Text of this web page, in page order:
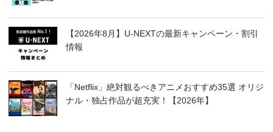
【2026年8月】U-NEXTの最新キャンペーン・割引
情報
「Netflix」絶対観るべきアニメおすすめ35選 オリジ
ナル・独占作品が超充実！【2026年】